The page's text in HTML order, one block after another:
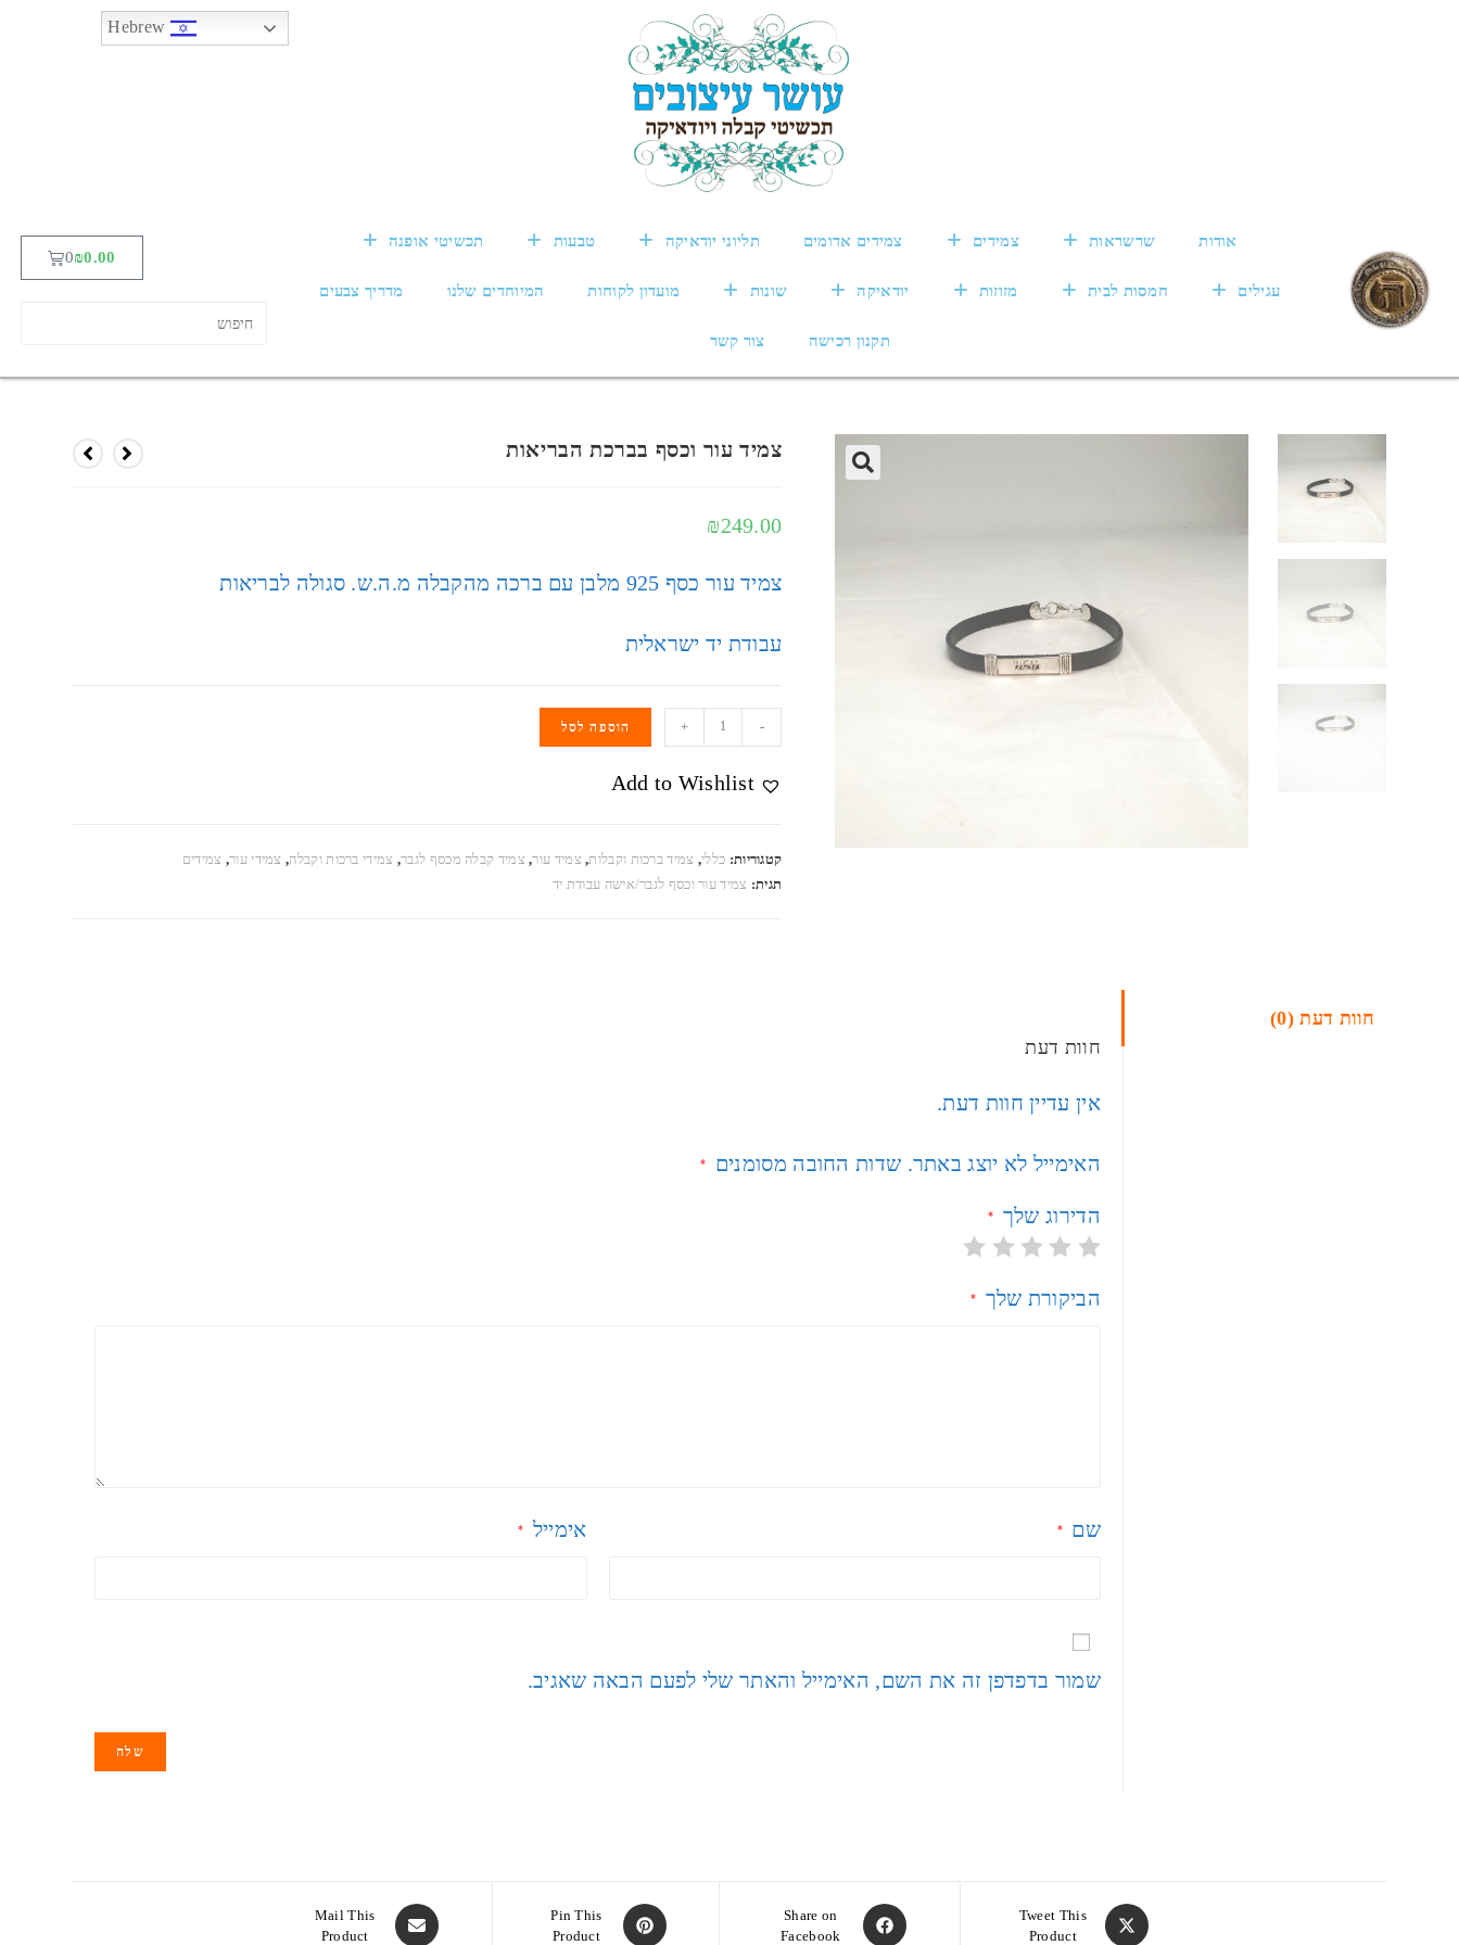
אודות שרשראות צמידים צמידים אדומים תליוני יודאיקה טבעות תכשיטי אופנה
עגילים חמסות לבית מזוזות יודאיקה שונות מועדון לקוחות המיוחדים שלנו מדריך צבעים
תקנון רכישה צור קשר
₪0.00
0
צמיד עור וכסף בברכת הבריאות
₪249.00
צמיד עור כסף 925 מלבן עם ברכה מהקבלה מ.ה.ש. סגולה לבריאות
עבודת יד ישראלית
-
+ הוספה לסל
Add to Wishlist
קטגוריות: כללי, צמיד ברכות וקבלות, צמיד עור, צמיד קבלה מכסף לגבר, צמידי ברכות וקבלה, צמידי עור, צמידים
תגית: צמיד עור וכסף לגבר/אישה עבודת יד
חוות דעת (0)
חוות דעת
אין עדיין חוות דעת.
האימייל לא יוצג באתר. שדות החובה מסומנים *
הדירוג שלך *
הביקורת שלך *
שם * אימייל *
שמור בדפדפן זה את השם, האימייל והאתר שלי לפעם הבאה שאגיב.
Tweet This
Product
Share on
Facebook
Pin This
Product
Mail This
Product